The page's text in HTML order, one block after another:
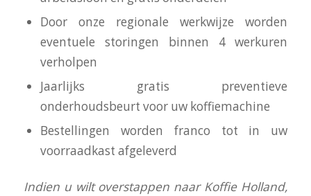
Door onze regionale werkwijze worden
eventuele storingen binnen 4 werkuren
verholpen
Jaarlijks gratis preventieve
onderhoudsbeurt voor uw koffiemachine
Bestellingen worden franco tot in uw
voorraadkast afgeleverd
Indien u wilt overstappen naar Koffie Holland,